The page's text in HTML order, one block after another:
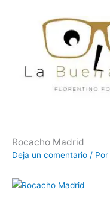
Rocacho Madrid
Deja un comentario / Por